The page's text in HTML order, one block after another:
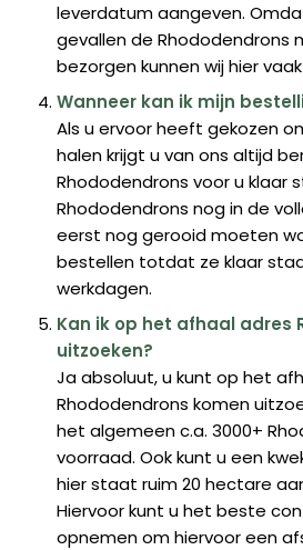
leverdatum aangeven.
gevallen de Rhododendrons
bezorgen kunnen wij hier
Wanneer kan ik mijn
Als u ervoor heeft gekozen
halen krijgt u van ons altijd
Rhododendrons voor u klaar
Rhododendrons nog in de
eerst nog gerooid moeten
bestellen totdat ze klaar
werkdagen.
Kan ik op het afhaal adres
uitzoeken?
Ja absoluut, u kunt op het
Rhododendrons komen
het algemeen c.a. 3000+
voorraad. Ook kunt u een
hier staat ruim 20 hectare
Hiervoor kunt u het beste
opnemen om hiervoor een